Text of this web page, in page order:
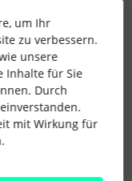
Kontostand
um Ihr
zu verbessern.
unsere
Inhalte für Sie
Durch
mit Wirkung für